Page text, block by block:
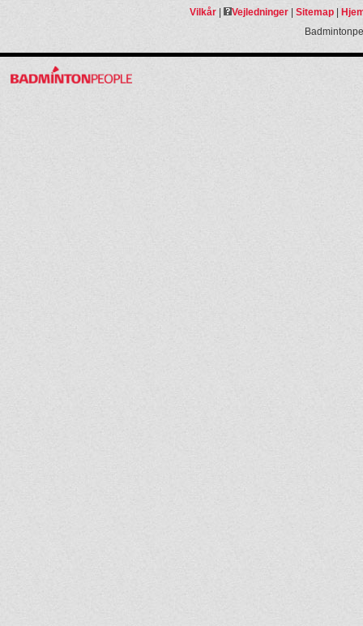
Vilkår| Vejledninger| Sitemap|